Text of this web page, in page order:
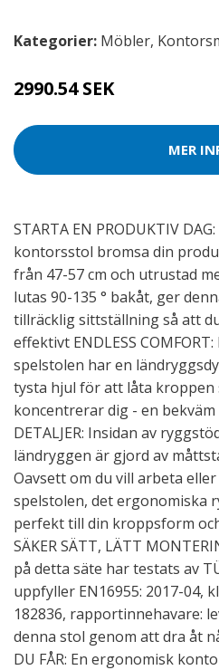
Kategorier: Möbler,
2990.54 SEK
MER
STARTA EN PRODUKTIV
kontorsstol bromsa din
från 47-57 cm och utrustad
lutas 90-135 ° bakåt, ger
tillräcklig sittställning så att
effektivt ENDLESS
spelstolen har en
tysta hjul för att låta kroppen
koncentrerar dig - en
DETALJER: Insidan av
ländryggen är gjord av
Oavsett om du vill arbeta
spelstolen, det ergonomiska
perfekt till din kroppsform
SÄKER SÄTT, LÄTT
på detta säte har testats av
uppfyller EN16955: 2017-04,
182836, rapportinnehavare:
denna stol genom att dra åt
DU FÅR: En ergonomisk